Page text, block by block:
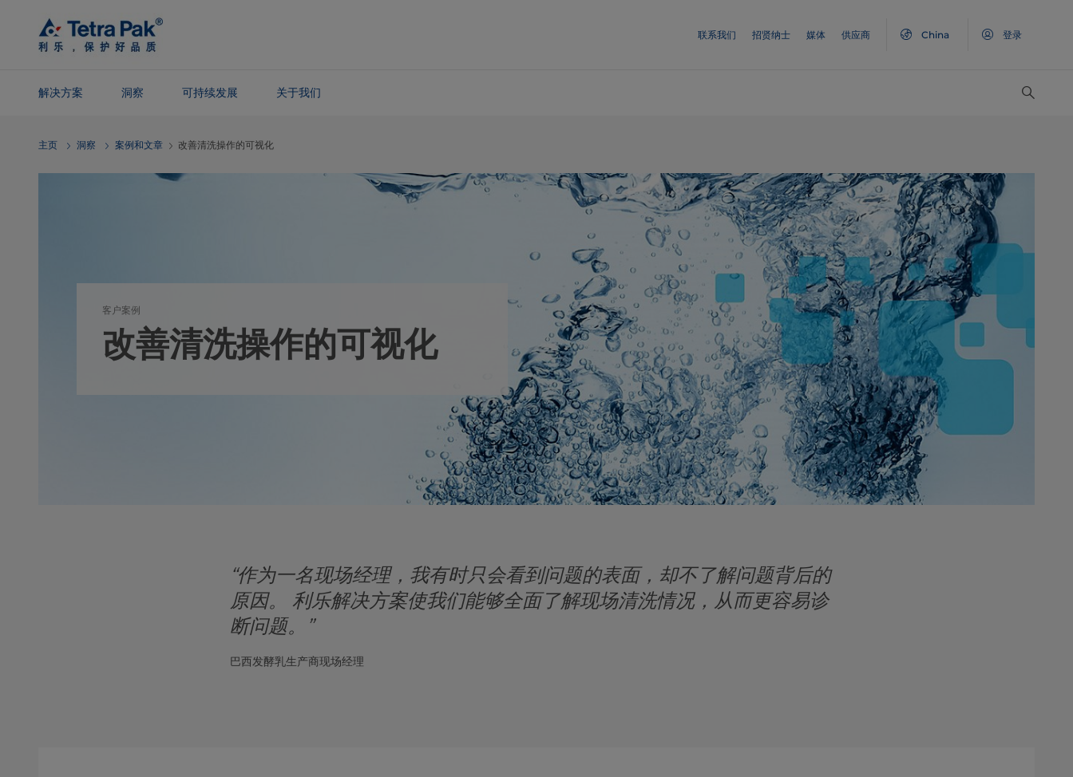
Skip To
Main
Content
联系我们 招贤纳士 媒体 供应商 China 登录
解决方案 洞察 可持续发展 关于我们
Navigation
主页 洞察 案例和文章 改善清洗操作的可视化
客户案例
改善清洗操作的可视化
“作为一名现场经理，我有时只会看到问题的表面，却不了解问题背后的
原因。 利乐解决方案使我们能够全面了解现场清洗情况，从而更容易诊
断问题。”
巴西发酵乳生产商现场经理